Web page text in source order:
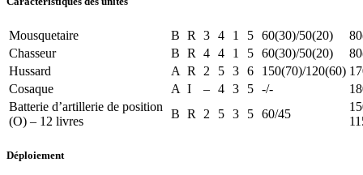
Mousquetaire B R 3 4 1 5 60(30)/50(20)
Chasseur
B R 4 4 1 5 60(30)/50(20)
Hussard
A R 2 5 3 6 150(70)/120(60)
Cosaque
A I – 4 3 5 -/-
Batterie d’artillerie de position
(O) – 12 livres
B R 2 5 3 5 60/45
Déploiement